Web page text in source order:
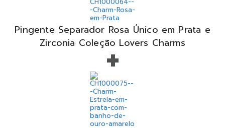
Pingente Separador Rosa Único em Prata e
Zirconia Coleção Lovers Charms
+